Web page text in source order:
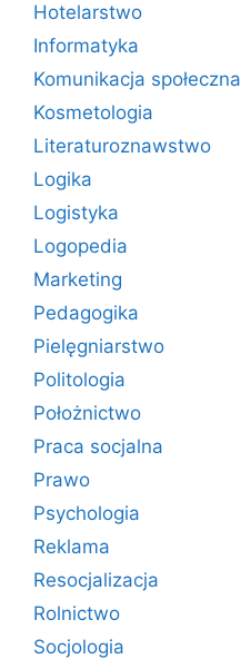
Hotelarstwo
Informatyka
Komunikacja społeczna
Kosmetologia
Literaturoznawstwo
Logika
Logistyka
Logopedia
Marketing
Pedagogika
Pielęgniarstwo
Politologia
Położnictwo
Praca socjalna
Prawo
Psychologia
Reklama
Resocjalizacja
Rolnictwo
Socjologia